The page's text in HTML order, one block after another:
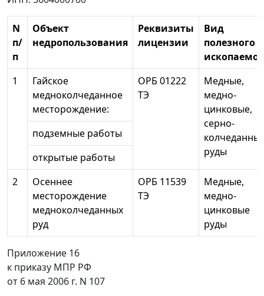
N
п/
п
Объект
недропользования
Реквизиты
лицензии
Вид
полезного
1
Гайское
медноколчеданное
месторождение:
ОРБ 01222
ТЭ
Медные,
медно-
цинковые,
серно-
руды
подземные работы
открытые работы
2
Осеннее
месторождение
медноколчеданных
руд
ОРБ 11539
ТЭ
Медные,
медно-
цинковые
руды
Приложение 16
к приказу МПР РФ
от 6 мая 2006 г. N 107